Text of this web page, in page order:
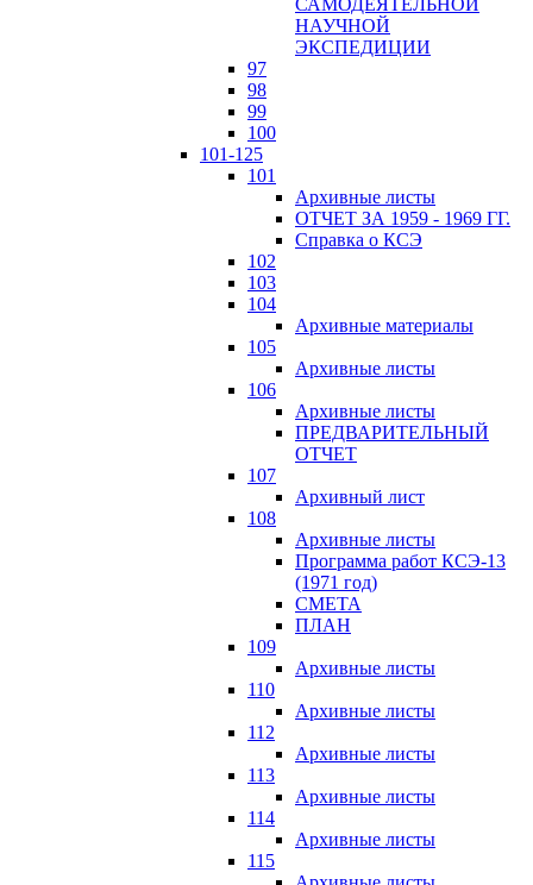
САМОДЕЯТЕЛЬНОЙ
НАУЧНОЙ
ЭКСПЕДИЦИИ
97
98
99
100
101-125
101
Архивные листы
ОТЧЕТ ЗА 1959 - 1969 ГГ.
Справка о КСЭ
102
103
104
Архивные материалы
105
Архивные листы
106
Архивные листы
ПРЕДВАРИТЕЛЬНЫЙ
ОТЧЕТ
107
Архивный лист
108
Архивные листы
Программа работ КСЭ-13
(1971 год)
СМЕTA
ПЛАН
109
Архивные листы
110
Архивные листы
112
Архивные листы
113
Архивные листы
114
Архивные листы
115